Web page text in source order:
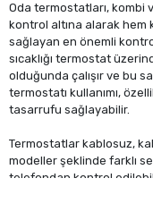
Oda termostatları, kombi
kontrol altına alarak
sağlayan en önemli
sıcaklığı termostat
olduğunda çalışır ve bu
termostatı kullanımı,
tasarrufu sağlayabilir.
Termostatlar kablosuz,
modeller şeklinde farklı
telefondan kontrol